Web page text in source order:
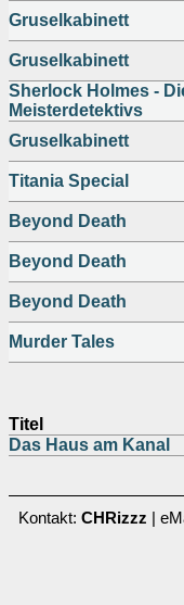
Gruselkabinett
Gruselkabinett
Sherlock Holmes -
Meisterdetektivs
Gruselkabinett
Titania Special
Beyond Death
Beyond Death
Beyond Death
Murder Tales
Titel
Das Haus am Kanal
Kontakt: CHRizzz |